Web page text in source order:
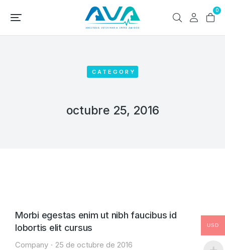
0
CATEGORY
octubre 25, 2016
Morbi egestas enim ut nibh faucibus id
lobortis elit cursus
Company 25 de octubre de 2016
USD